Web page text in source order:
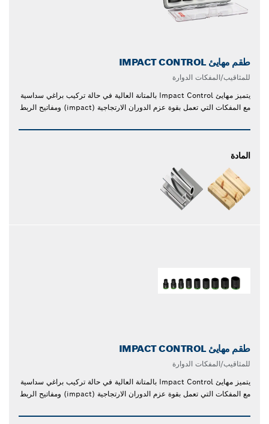
طقم مهايئ IMPACT CONTROL
للمثاقيب/المفكات الدوارة
يتميز مهايئ Impact Control بالمتانة العالية في حالة تركيب براغي سداسية
مع المفكات التي تعمل بقوة عزم الدوران الارتجاجية (impact) ومفاتيح الربط
المادة
طقم مهايئ IMPACT CONTROL
للمثاقيب/المفكات الدوارة
يتميز مهايئ Impact Control بالمتانة العالية في حالة تركيب براغي سداسية
مع المفكات التي تعمل بقوة عزم الدوران الارتجاجية (impact) ومفاتيح الربط